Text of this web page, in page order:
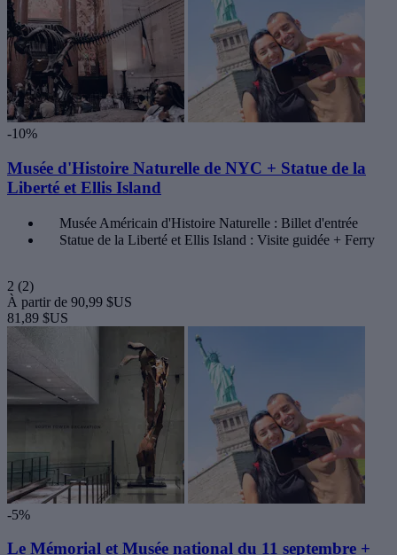
-10%
Musée d'Histoire Naturelle de NYC + Statue de la
Liberté et Ellis Island
Musée Américain d'Histoire Naturelle : Billet d'entrée
Statue de la Liberté et Ellis Island : Visite guidée + Ferry
2 (2)
À partir de 90,99 $US
81,89 $US
-5%
Le Mémorial et Musée national du 11 septembre +